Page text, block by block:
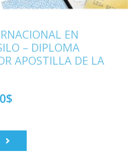
EN
– DIPLOMA
APOSTILLA DE LA
$